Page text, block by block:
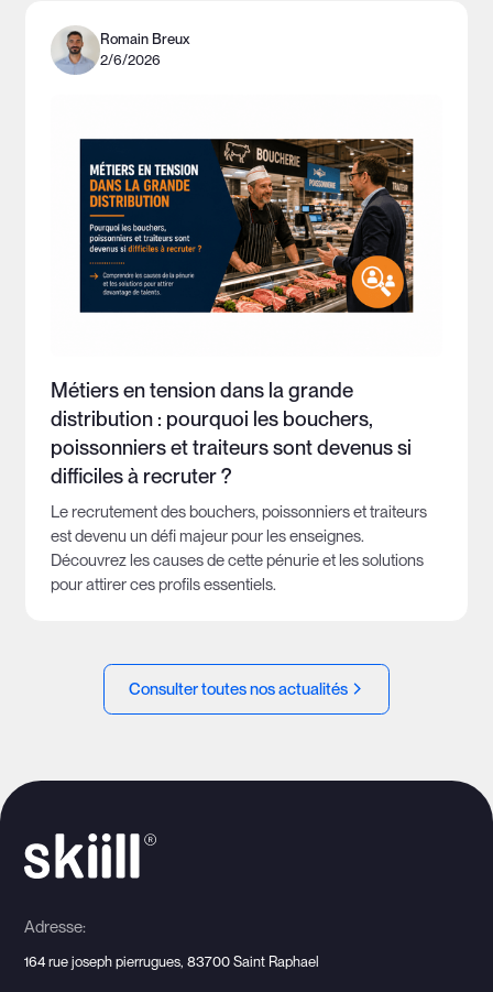
Romain Breux
2/6/2026
Métiers en tension dans la grande
distribution : pourquoi les bouchers,
poissonniers et traiteurs sont devenus si
difficiles à recruter ?
Le recrutement des bouchers, poissonniers et traiteurs
est devenu un défi majeur pour les enseignes.
Découvrez les causes de cette pénurie et les solutions
pour attirer ces profils essentiels.
Consulter toutes nos actualités
Adresse:
164 rue joseph pierrugues, 83700 Saint Raphael